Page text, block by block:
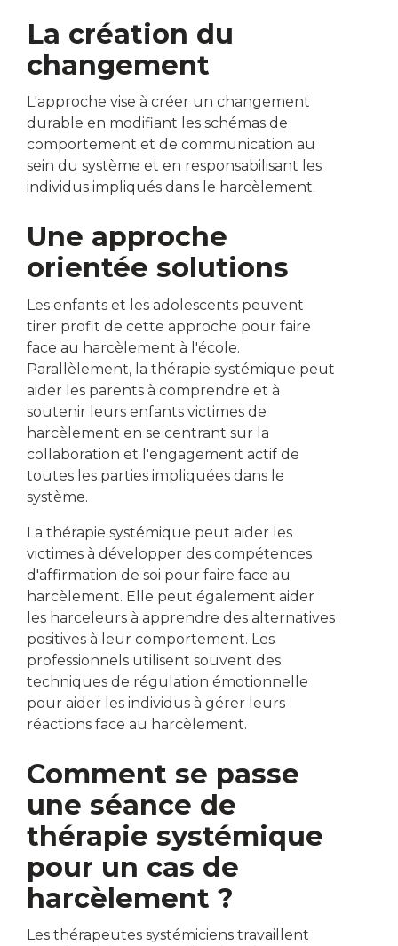
La création du
changement
L'approche vise à créer un changement
durable en modifiant les schémas de
comportement et de communication au
sein du système et en responsabilisant les
individus impliqués dans le harcèlement.
Une approche
orientée solutions
Les enfants et les adolescents peuvent
tirer profit de cette approche pour faire
face au harcèlement à l'école.
Parallèlement, la thérapie systémique peut
aider les parents à comprendre et à
soutenir leurs enfants victimes de
harcèlement en se centrant sur la
collaboration et l'engagement actif de
toutes les parties impliquées dans le
système.
La thérapie systémique peut aider les
victimes à développer des compétences
d'affirmation de soi pour faire face au
harcèlement. Elle peut également aider
les harceleurs à apprendre des alternatives
positives à leur comportement. Les
professionnels utilisent souvent des
techniques de régulation émotionnelle
pour aider les individus à gérer leurs
réactions face au harcèlement.
Comment se passe
une séance de
thérapie systémique
pour un cas de
harcèlement ?
Les thérapeutes systémiciens travaillent